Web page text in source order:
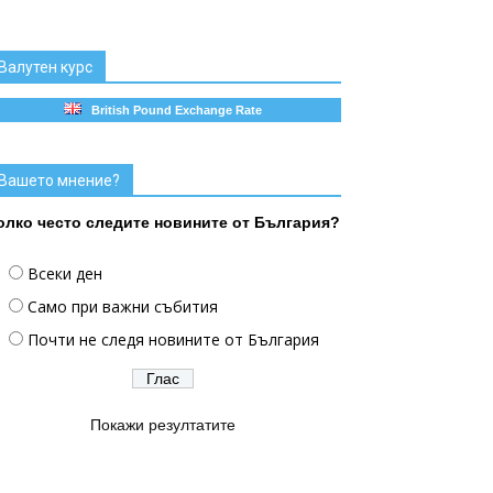
курс
British Pound Exchange Rate
мнение?
често следите новините от България?
Всеки ден
Само при важни събития
Почти не следя новините от България
Покажи резултатите